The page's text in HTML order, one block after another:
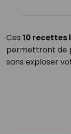
Ces 10 recettes
permettront de
sans exploser